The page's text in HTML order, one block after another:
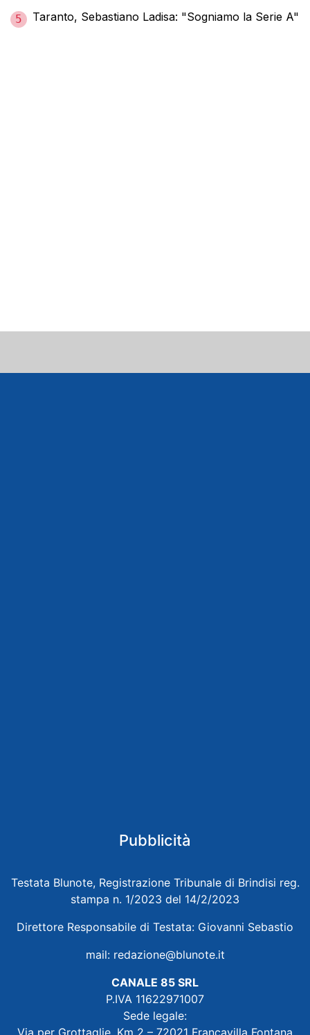
5 Taranto, Sebastiano Ladisa: "Sogniamo la Serie A"
Pubblicità
Testata Blunote, Registrazione Tribunale di Brindisi reg.
stampa n. 1/2023 del 14/2/2023
Direttore Responsabile di Testata: Giovanni Sebastio
mail: redazione@blunote.it
CANALE 85 SRL
P.IVA 11622971007
Sede legale:
Via per Grottaglie, Km 2 – 72021 Francavilla Fontana